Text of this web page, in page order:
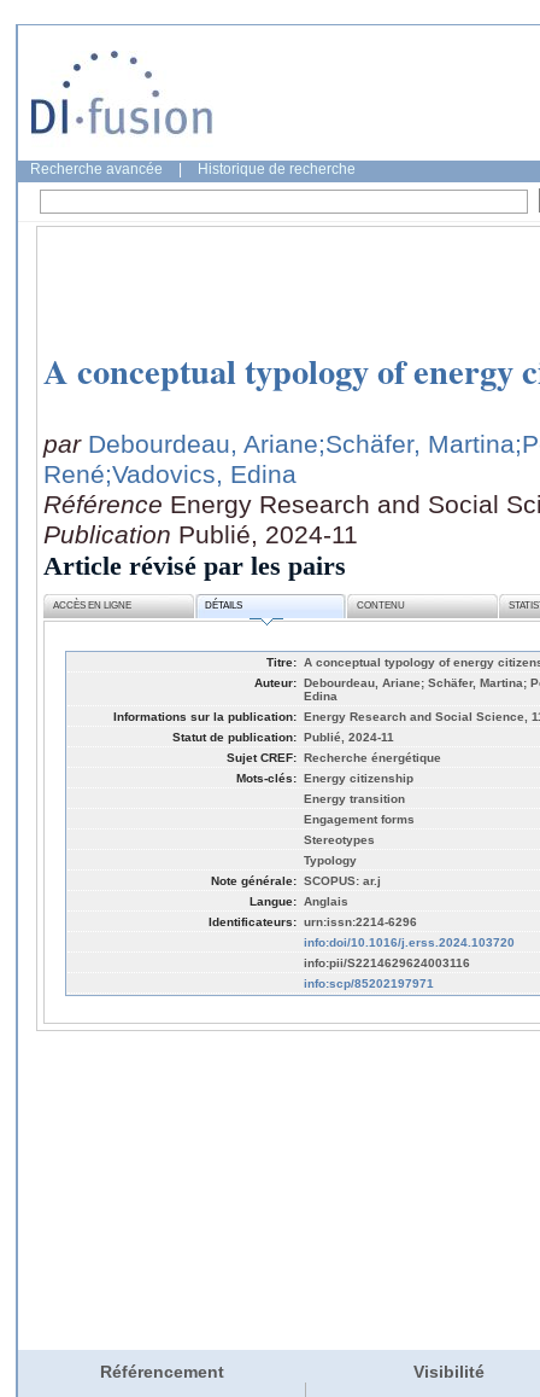
Recherche avancée Historique de recherche
A conceptual typology of energy
par Debourdeau, Ariane;Schäfer, Martina
René;Vadovics, Edina
Référence Energy Research and Social
Publication Publié, 2024-11
Article révisé par les pairs
ACCÈS EN LIGNE DÉTAILS CONTENU
Titre: A conceptual typology of energy
Auteur: Debourdeau, Ariane; Schäfer, Martina;
Edina
Informations sur la publication: Energy Research and Social Science,
Statut de publication: Publié, 2024-11
Sujet CREF: Recherche énergétique
Mots-clés: Energy citizenship
Energy transition
Engagement forms
Stereotypes
Typology
Note générale: SCOPUS: ar.j
Langue: Anglais
Identificateurs: urn:issn:2214-6296
info:doi/10.1016/j.erss.2024.103720
info:pii/S2214629624003116
info:scp/85202197971
Référencement Visibilité